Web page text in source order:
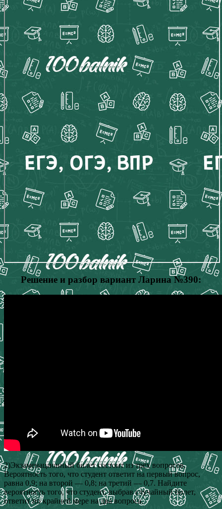
Решение и разбор вариант Ларина №390:
2)Экзаменационный билет состоит из трёх вопросов.
Вероятность того, что студент ответит на первый вопрос,
равна 0,9; на второй — 0,8; на третий — 0,7. Найдите
вероятность того, что студент, выбрав случайный билет,
ответит по крайней мере на два вопроса.